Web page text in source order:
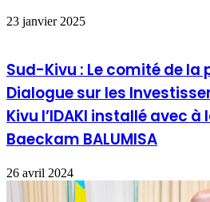
23 janvier 2025
Sud-Kivu : Le comité de
Dialogue sur les
Kivu l’IDAKI installé avec à
Baeckam BALUMISA
26 avril 2024